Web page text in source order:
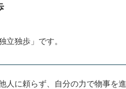
立独歩」です。
人に頼らず、自分の力で物事を進